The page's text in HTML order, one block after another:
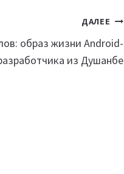
ДАЛЕЕ
образ жизни Android-
из Душанбе